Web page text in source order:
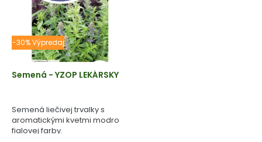
-30% Výpredaj
Semená - YZOP LEKÁRSKY
Semená liečivej trvalky s
aromatickými kvetmi modro
fialovej farby.